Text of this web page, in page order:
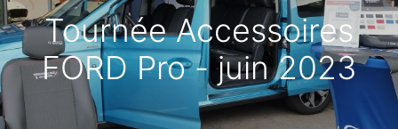
Tournée Accessoires
FORD Pro - juin 2023